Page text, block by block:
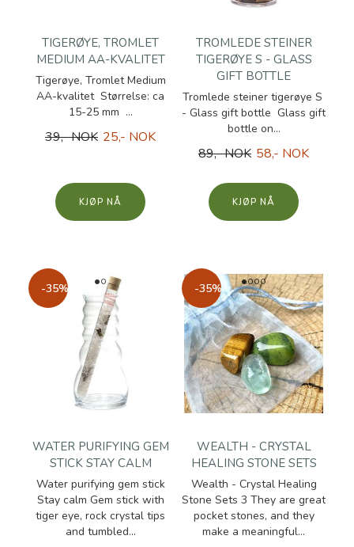
TIGERØYE, TROMLET
MEDIUM AA-KVALITET
Tigerøye, Tromlet Medium
AA-kvalitet Størrelse: ca
15-25 mm ...
39,- NOK 25,- NOK
KJØP
TROMLEDE STEINER
TIGERØYE S - GLASS
GIFT BOTTLE
Tromlede steiner tigerøye S
- Glass gift bottle Glass gift
bottle on...
89,- NOK 58,- NOK
KJØP
-35%
WATER PURIFYING GEM
STICK STAY CALM
Water purifying gem stick
Stay calm Gem stick with
tiger eye, rock crystal tips
and tumbled...
-35%
WEALTH - CRYSTAL
HEALING STONE SETS
Wealth - Crystal Healing
Stone Sets 3 They are great
pocket stones, and they
make a meaningful...